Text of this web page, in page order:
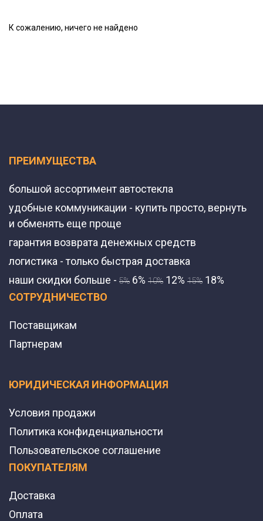
К сожалению, ничего не найдено
ПРЕИМУЩЕСТВА
большой ассортимент автостекла
удобные коммуникации - купить просто, вернуть
и обменять еще проще
гарантия возврата денежных средств
логистика - только быстрая доставка
наши скидки больше - 5% 6% 10% 12% 15% 18%
СОТРУДНИЧЕСТВО
Поставщикам
Партнерам
ЮРИДИЧЕСКАЯ ИНФОРМАЦИЯ
Условия продажи
Политика конфиденциальности
Пользовательское соглашение
ПОКУПАТЕЛЯМ
Доставка
Оплата